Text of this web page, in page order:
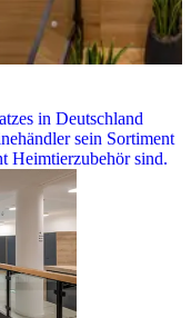
in Deutschland
sein Sortiment
Heimtierzubehör sind.